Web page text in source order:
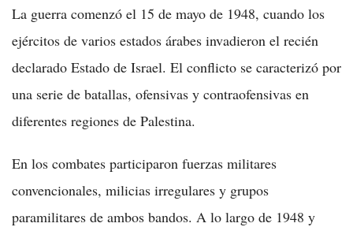
La guerra comenzó el 15 de mayo de 1948, cuando los
ejércitos de varios estados árabes invadieron el recién
declarado Estado de Israel. El conflicto se caracterizó por
una serie de batallas, ofensivas y contraofensivas en
diferentes regiones de Palestina.
En los combates participaron fuerzas militares
convencionales, milicias irregulares y grupos
paramilitares de ambos bandos. A lo largo de 1948 y